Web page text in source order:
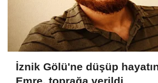
İznik Gölü'ne düşüp